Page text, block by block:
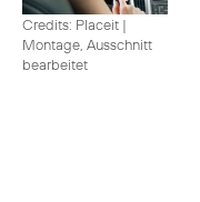
Credits: Placeit |
Montage, Ausschnitt
bearbeitet